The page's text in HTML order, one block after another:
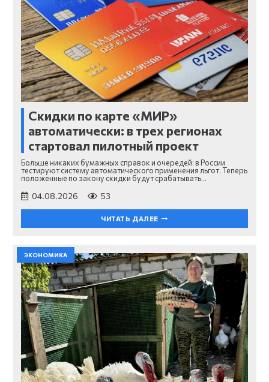
Скидки по карте «МИР»
автоматически: в трех регионах
стартовал пилотный проект
Больше никаких бумажных справок и очередей: в России
тестируют систему автоматического применения льгот. Теперь
положенные по закону скидки будут срабатывать…
04.08.2026 53
ЧИТАТЬ ДАЛЕЕ
ЭКОНОМИКА